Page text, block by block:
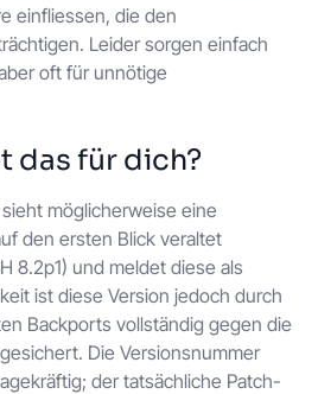
einfliessen, die den
Leider sorgen einfach
oft für unnötige
das für dich?
möglicherweise eine
den ersten Blick veraltet
8.2p1) und meldet diese als
ist diese Version jedoch durch
Backports vollständig gegen die
Die Versionsnummer
der tatsächliche Patch-